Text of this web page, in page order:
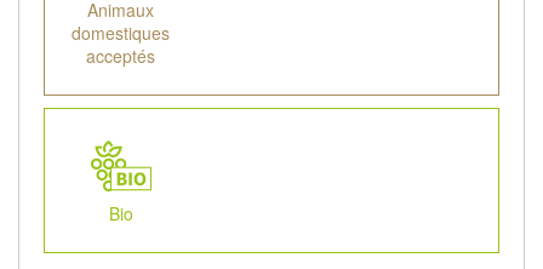
Animaux
domestiques
acceptés
Bio